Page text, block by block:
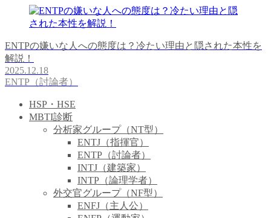
ENTPの嫌いな人への態度は？冷たい理由と隠された本性を
解説！
2025.12.18
ENTP（討論者）
HSP・HSE
MBTI診断
分析家グループ（NT型）
ENTJ（指揮官）
ENTP（討論者）
INTJ（建築家）
INTP（論理学者）
外交官グループ（NF型）
ENFJ（主人公）